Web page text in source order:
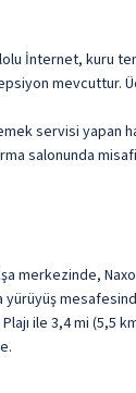
İnternet, kuru
mevcuttur.
servisi yapan
salonunda
merkezinde,
yürüyüş
ile 3,4 mi (5,5